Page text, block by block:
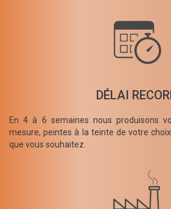
DÉLAI
En 4 à 6 semaines nous produisons
mesure, peintes à la teinte de votre
que vous souhaitez.